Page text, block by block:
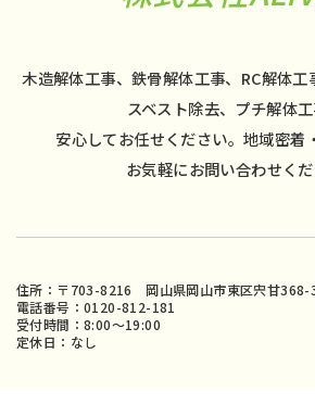
木造解体工事、鉄骨解体工事、RC解体
スベスト除去、プチ解体
安心してお任せください。地域密着
お気軽にお問い合わせくだ
住所：〒703-8216 岡山県岡山市東区宍甘368-3
電話番号：0120-812-181
受付時間：8:00〜19:00
定休日：なし